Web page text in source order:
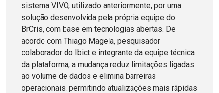
sistema VIVO, utilizado anteriormente, por uma
solução desenvolvida pela própria equipe do
BrCris, com base em tecnologias abertas. De
acordo com Thiago Magela, pesquisador
colaborador do Ibict e integrante da equipe técnica
da plataforma, a mudança reduz limitações ligadas
ao volume de dados e elimina barreiras
operacionais, permitindo atualizações mais rápidas